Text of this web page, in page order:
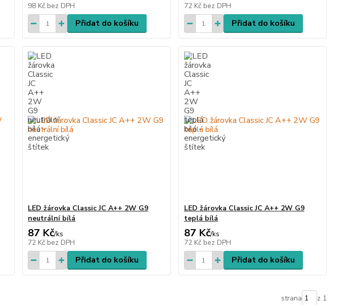
98 Kč bez DPH
Přidat do košíku
72 Kč bez DPH
Přidat do košíku
LED žárovka Classic JC A++ 2W G9
neutrální bílá
87 Kč/ks
72 Kč bez DPH
Přidat do košíku
LED žárovka Classic JC A++ 2W G9
teplá bílá
87 Kč/ks
72 Kč bez DPH
Přidat do košíku
strana z 1